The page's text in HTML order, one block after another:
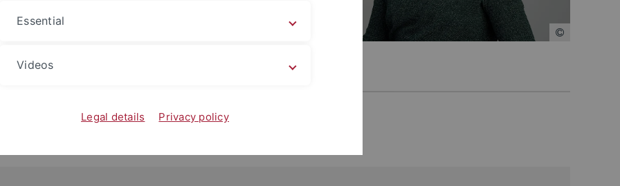
Essential
Videos
Legal details Privacy policy